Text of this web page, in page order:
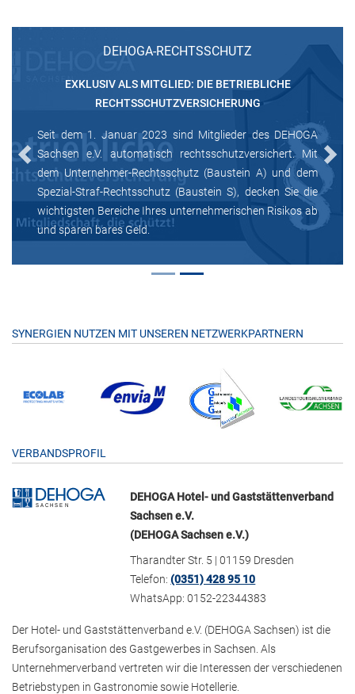
DEHOGA-RECHTSSCHUTZ
EXKLUSIV ALS MITGLIED: DIE BETRIEBLICHE
RECHTSSCHUTZVERSICHERUNG
Seit dem 1. Januar 2023 sind Mitglieder des DEHOGA
Sachsen e.V. automatisch rechtsschutzversichert. Mit
dem Unternehmer-Rechtsschutz (Baustein A) und dem
Spezial-Straf-Rechtsschutz (Baustein S), decken Sie die
wichtigsten Bereiche Ihres unternehmerischen Risikos ab
und sparen bares Geld.
Previous Next
SYNERGIEN NUTZEN MIT UNSEREN NETZWERKPARTNERN
VERBANDSPROFIL
DEHOGA Hotel- und Gaststättenverband
Sachsen e.V.
(DEHOGA Sachsen e.V.)
Tharandter Str. 5 | 01159 Dresden
Telefon:(0351) 428 95 10
WhatsApp: 0152-22344383
Der Hotel- und Gaststättenverband e.V. (DEHOGA Sachsen) ist die
Berufsorganisation des Gastgewerbes in Sachsen. Als
Unternehmerverband vertreten wir die Interessen der verschiedenen
Betriebstypen in Gastronomie sowie Hotellerie.